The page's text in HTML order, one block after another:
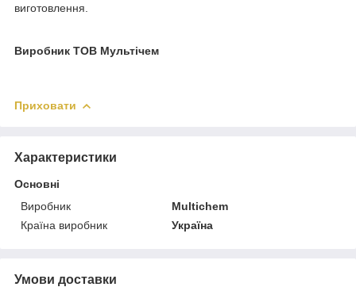
виготовлення.
Виробник ТОВ Мультічем
Приховати
Характеристики
Основні
Виробник
Multichem
Країна виробник
Україна
Умови доставки